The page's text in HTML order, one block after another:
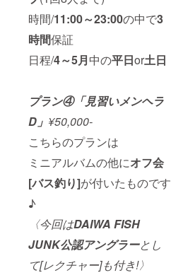
時間/11:00～23:00の中で3
時間保証
日程/4～5月中の平日or土日
プラン④「見習いメンヘラ
D」 ¥50,000-
こちらのプランは
ミニアルバムの他にオフ会
[バス釣り]が付いたものです
♪
〈今回はDAIWA FISH
JUNK公認アングラーとし
て[レクチャー]も付き!〉